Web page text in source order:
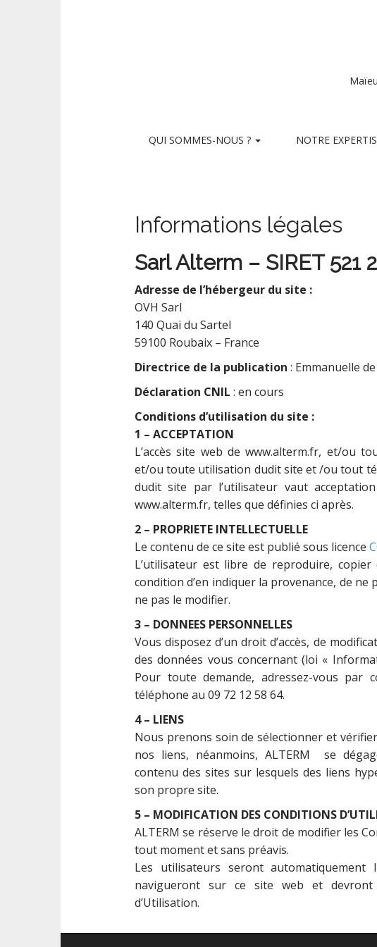
M
e
u
o
c
n
e
n
t
QUI SOMMES-NOUS ? NOTRE
Informations légales
Sarl Alterm – SIRET 521
Adresse de l’hébergeur du site :
OVH Sarl
140 Quai du Sartel
59100 Roubaix – France
Directrice de la publication : Emmanuelle
Déclaration CNIL : en cours
Conditions d’utilisation du site :
1 – ACCEPTATION
L’accès site web de www.alterm.fr, et/ou
et/ou toute utilisation dudit site et /ou tout
dudit site par l’utilisateur vaut
www.alterm.fr, telles que définies ci après.
2 – PROPRIETE INTELLECTUELLE
Le contenu de ce site est publié sous licence
L’utilisateur est libre de reproduire,
condition d’en indiquer la provenance, de ne
ne pas le modifier.
3 – DONNEES PERSONNELLES
Vous disposez d’un droit d’accès, de
des données vous concernant (loi «
Pour toute demande, adressez-vous
téléphone au 09 72 12 58 64.
4 – LIENS
Nous prenons soin de sélectionner et
nos liens, néanmoins, ALTERM se
contenu des sites sur lesquels des liens
son propre site.
5 – MODIFICATION DES CONDITIONS
ALTERM se réserve le droit de modifier les
tout moment et sans préavis.
Les utilisateurs seront
navigueront sur ce site web et devront
d’Utilisation.